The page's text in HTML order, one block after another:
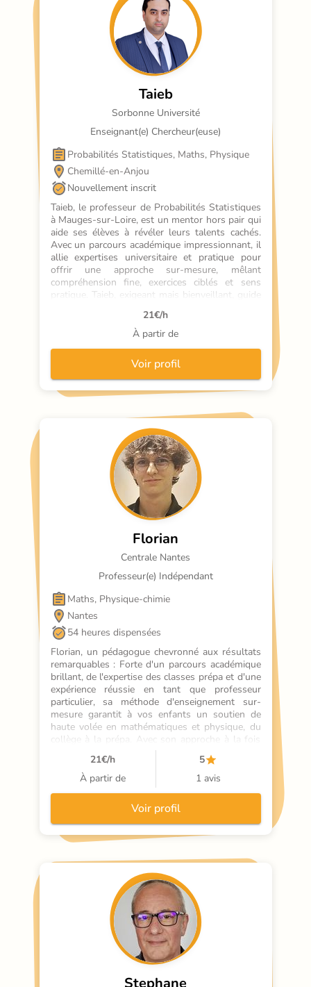
Taieb
Sorbonne Université
Enseignant(e) Chercheur(euse)
Probabilités Statistiques, Maths, Physique
Chemillé-en-Anjou
Nouvellement inscrit
Taieb, le professeur de Probabilités Statistiques
à Mauges-sur-Loire, est un mentor hors pair qui
aide ses élèves à révéler leurs talents cachés.
Avec un parcours académique impressionnant, il
allie expertises universitaire et pratique pour
offrir une approche sur-mesure, mêlant
compréhension fine, exercices ciblés et sens
pratique. Taieb, exigeant mais bienveillant, guide
ses élèves avec passion vers la réussite.
21€/h
À partir de
Voir profil
Florian
Centrale Nantes
Professeur(e) Indépendant
Maths, Physique-chimie
Nantes
54 heures dispensées
Florian, un pédagogue chevronné aux résultats
remarquables : Forte d'un parcours académique
brillant, de l'expertise des classes prépa et d'une
expérience réussie en tant que professeur
particulier, sa méthode d'enseignement sur-
mesure garantit à vos enfants un soutien de
haute volée en mathématiques et physique, du
collège à la prépa. Avec son approche à la fois
rigoureuse et bienveillante, il saura transmettre
sa passion des sciences et les mener vers
l'excellence.
21€/h
À partir de
5
1 avis
Voir profil
Stephane